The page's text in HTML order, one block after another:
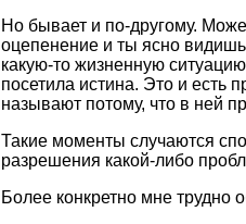
Но бывает и по-другому.
оцепенение и ты ясно
какую-то жизненную
посетила истина. Это и есть
называют потому, что в ней
Такие моменты случаются
разрешения какой-либо
Более конкретно мне трудно